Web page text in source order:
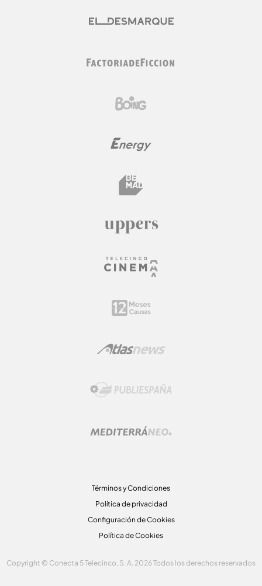
Términos y Condiciones
Política de privacidad
Configuración de Cookies
Política de Cookies
Copyright © Conecta 5 Telecinco, S. A. 2026 Todos los derechos reservados